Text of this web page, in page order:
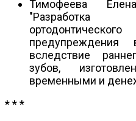
Тимофеева
"Разработка
предупреждения
вследствие
зубов,
временными и
* * *